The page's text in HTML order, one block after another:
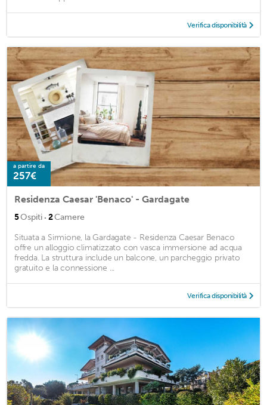
Verifica disponibilità
a partire da
257€
Residenza Caesar 'Benaco' - Gardagate
5Ospiti · 2Camere
Situata a Sirmione, la Gardagate - Residenza Caesar Benaco
offre un alloggio climatizzato con vasca immersione ad acqua
fredda. La struttura include un balcone, un parcheggio privato
gratuito e la connessione ...
Verifica disponibilità